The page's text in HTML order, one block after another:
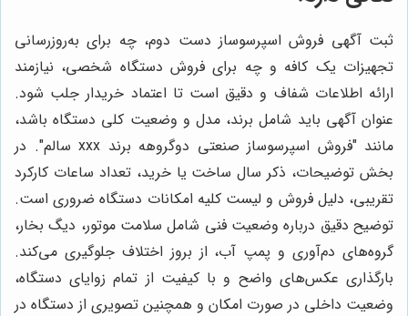
ثبت آگهی فروش اسپرسوساز دست دوم، چه برای به‌روزرسانی
تجهیزات یک کافه و چه برای فروش دستگاه شخصی، نیازمند
ارائه اطلاعات شفاف و دقیق است تا اعتماد خریدار جلب شود.
عنوان آگهی باید شامل برند، مدل و وضعیت کلی دستگاه باشد،
مانند "فروش اسپرسوساز صنعتی دوگروهه برند xxx سالم". در
بخش توضیحات، ذکر سال ساخت یا خرید، تعداد ساعات کارکرد
تقریبی، دلیل فروش و لیست کلیه امکانات دستگاه ضروری است.
توضیح دقیق درباره وضعیت فنی شامل سلامت موتور، دیگ بخار،
گروه‌های دم‌آوری و پمپ آب، از بروز اختلاف جلوگیری می‌کند.
بارگذاری عکس‌های واضح و با کیفیت از تمام زوایای دستگاه،
وضعیت داخلی در صورت امکان و همچنین تصویری از دستگاه در